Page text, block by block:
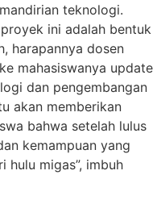
teknologi.
ini adalah bentuk
harapannya dosen
mahasiswanya update
dan pengembangan
akan memberikan
bahwa setelah lulus
kemampuan yang
hulu migas”, imbuh